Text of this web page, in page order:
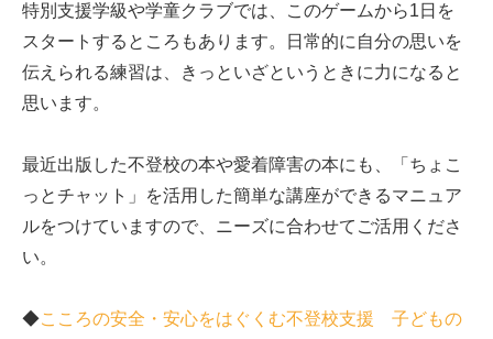
特別支援学級や学童クラブでは、このゲームから1日を
スタートするところもあります。日常的に自分の思いを
伝えられる練習は、きっといざというときに力になると
思います。
最近出版した不登校の本や愛着障害の本にも、「ちょこ
っとチャット」を活用した簡単な講座ができるマニュア
ルをつけていますので、ニーズに合わせてご活用くださ
い。
◆こころの安全・安心をはぐくむ不登校支援 子どもの